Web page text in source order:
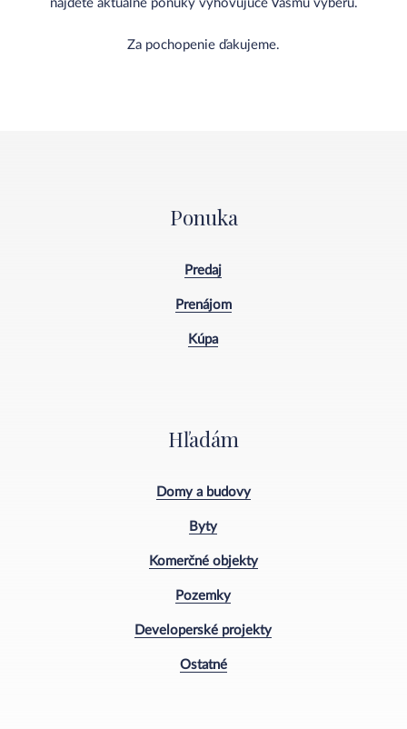
nájdete aktuálne ponuky vyhovujúce Vášmu výberu.
Za pochopenie ďakujeme.
Ponuka
Predaj
Prenájom
Kúpa
Hľadám
Domy a budovy
Byty
Komerčné objekty
Pozemky
Developerské projekty
Ostatné